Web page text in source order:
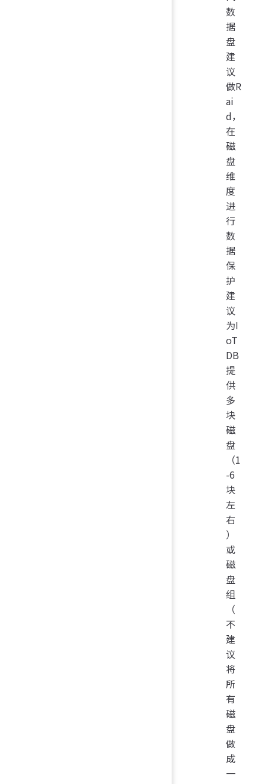
数
据
盘
建
议
做R
ai
d，
在
磁
盘
维
度
进
行
数
据
保
护
建
议
为I
oT
DB
提
供
多
块
磁
盘
（1
-6
块
左
右
）
或
磁
盘
组
（
不
建
议
将
所
有
磁
盘
做
成
一